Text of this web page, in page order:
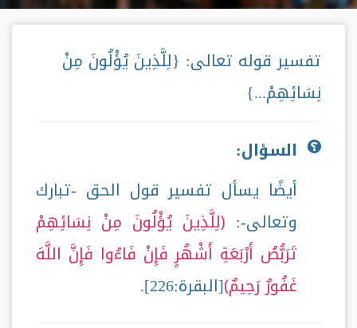
تفسير قوله تعالى: {لِلَّذِينَ يُؤْلُونَ مِنْ
نِسَائِهِمْ...}
السؤال:
أيضًا يسأل تفسير قول الحق -تبارك
وتعالى-: لِلَّذِينَ يُؤْلُونَ مِنْ نِسَائِهِمْ
تَرَبُّصُ أَرْبَعَةِ أَشْهُرٍ فَإِنْ فَاءُوا فَإِنَّ اللَّهَ
غَفُورٌ رَحِيمٌ [البقرة:226].